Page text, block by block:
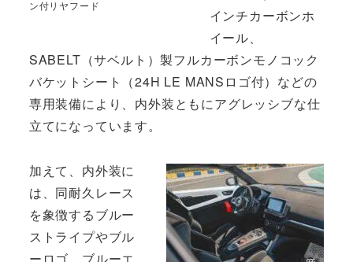
ン付リヤフード
インチカーボンホ
イール、
SABELT（サベルト）製フルカーボンモノコック
バケットシート（24H LE MANSロゴ付）などの
専用装備により、内外装ともにアグレッシブな仕
立てになっています。
加えて、内外装に
は、同耐久レース
を象徴するブルー
ストライプやブル